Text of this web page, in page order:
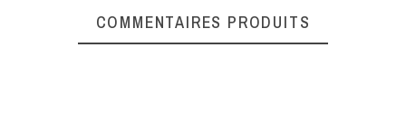
COMMENTAIRES PRODUITS